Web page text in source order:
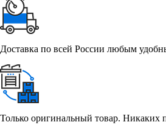
Доставка по всей России любым
Только оригинальный товар. Никаких